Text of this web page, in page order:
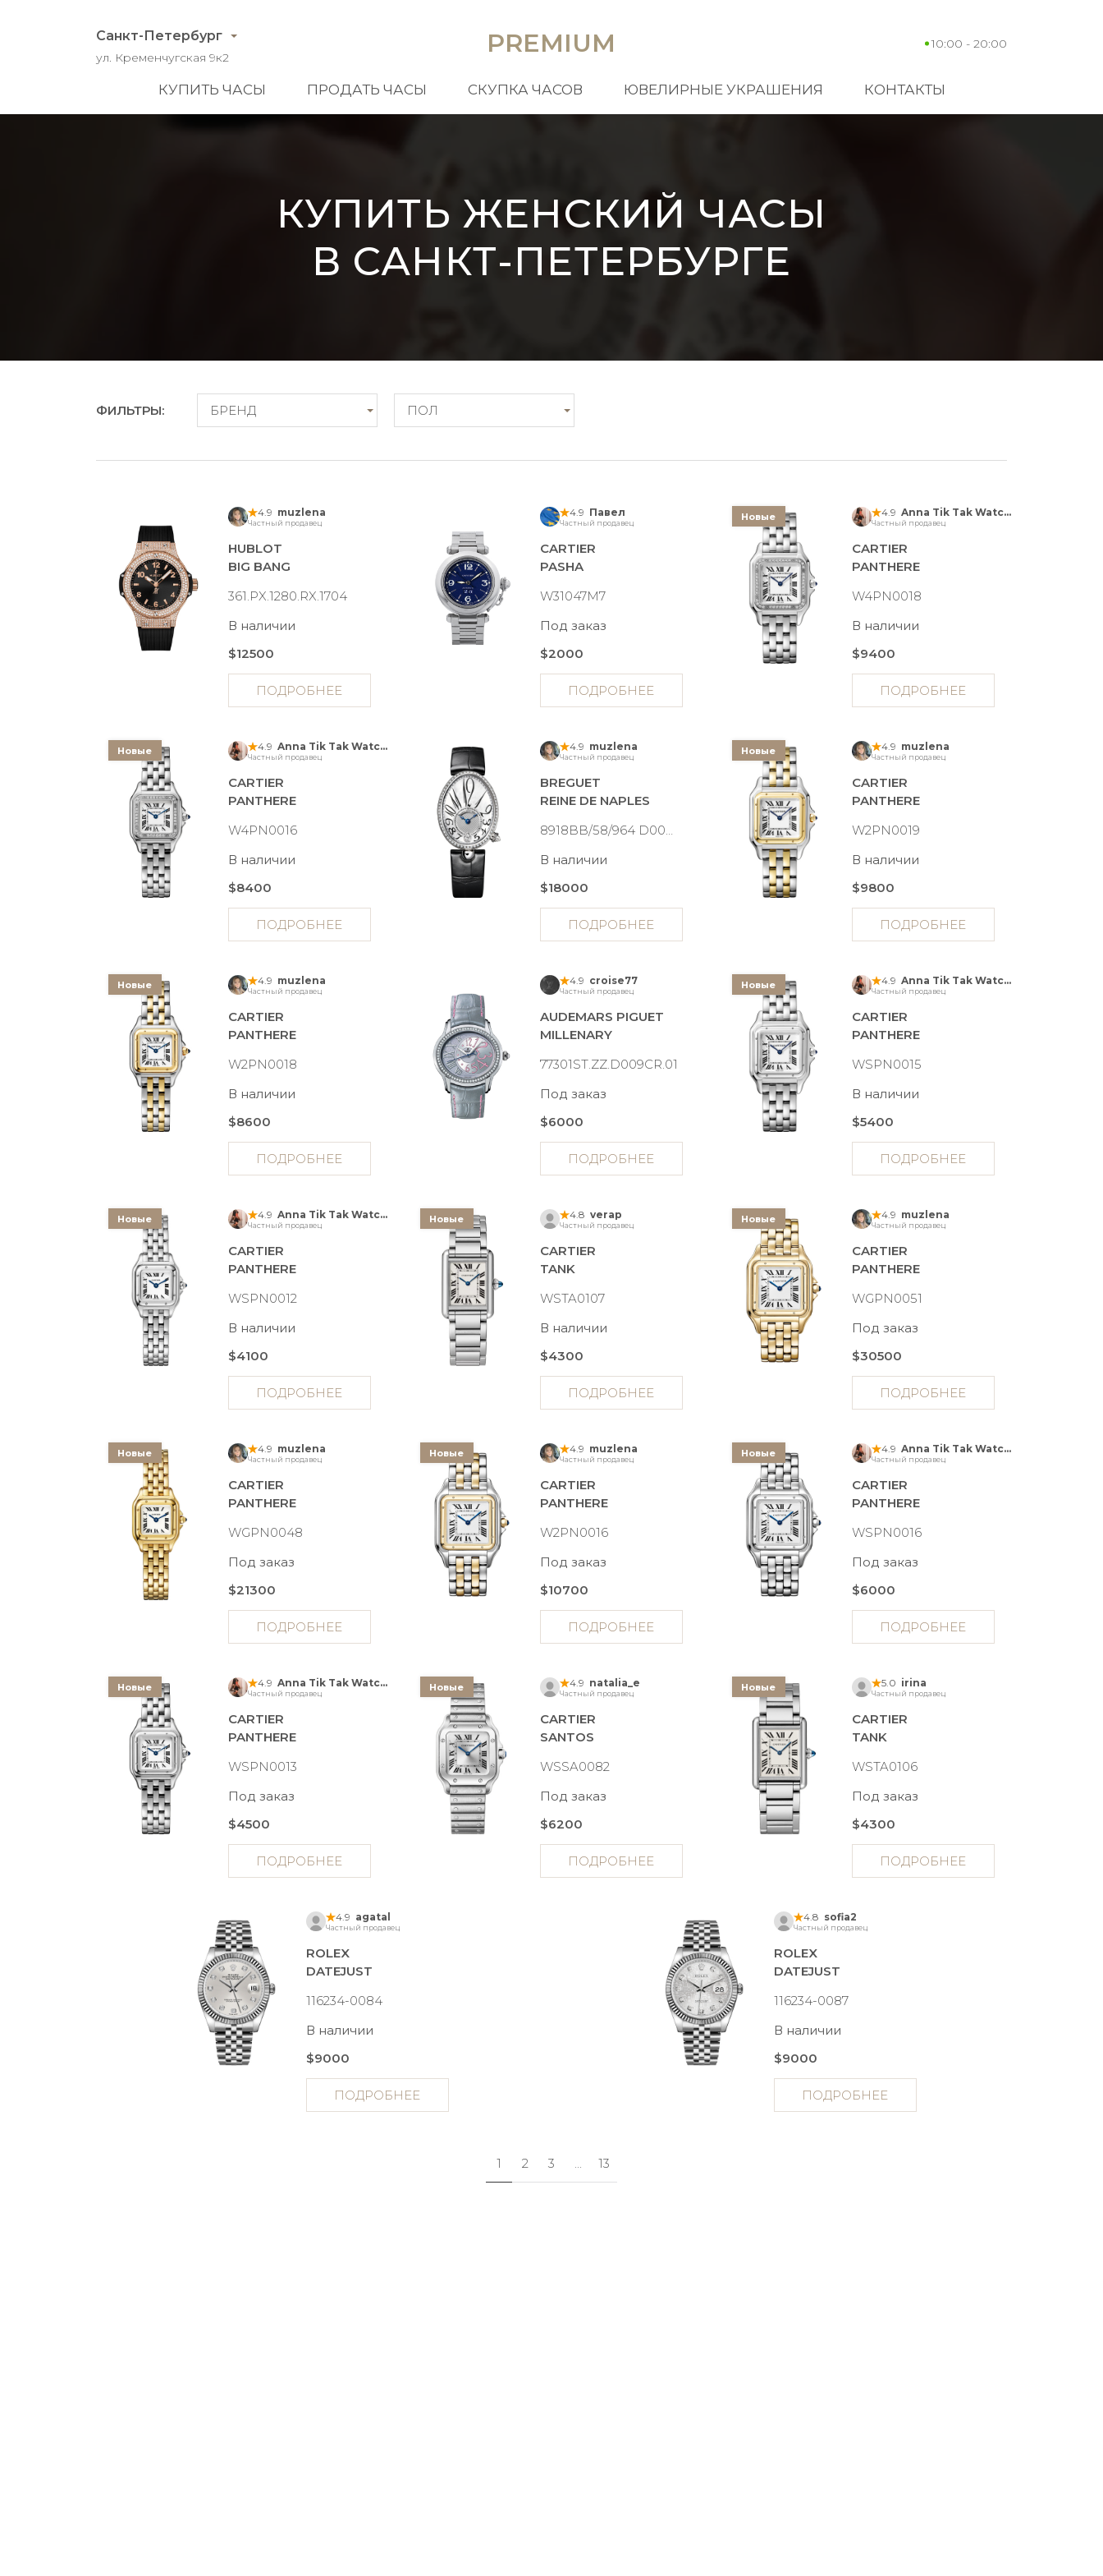
Санкт-Петербург
ул. Кременчугская 9к2 PREMIUM 10:00 - 20:00
КУПИТЬ ЧАСЫ ПРОДАТЬ ЧАСЫ СКУПКА ЧАСОВ ЮВЕЛИРНЫЕ УКРАШЕНИЯ КОНТАКТЫ
КУПИТЬ ЖЕНСКИЙ ЧАСЫ
В САНКТ-ПЕТЕРБУРГЕ
ФИЛЬТРЫ: БРЕНД ПОЛ
4.9 muzlena
Частный продавец
HUBLOT
BIG BANG
361.PX.1280.RX.1704
В наличии
$12500
ПОДРОБНЕЕ
4.9 Павел
Частный продавец
CARTIER
PASHA
W31047M7
Под заказ
$2000
ПОДРОБНЕЕ
Новые 4.9 Anna Tik Tak Watches
Частный продавец
CARTIER
PANTHERE
W4PN0018
В наличии
$9400
ПОДРОБНЕЕ
Новые 4.9 Anna Tik Tak Watches
Частный продавец
CARTIER
PANTHERE
W4PN0016
В наличии
$8400
ПОДРОБНЕЕ
4.9 muzlena
Частный продавец
BREGUET
REINE DE NAPLES
8918BB/58/964 D00D 3L
В наличии
$18000
ПОДРОБНЕЕ
Новые 4.9 muzlena
Частный продавец
CARTIER
PANTHERE
W2PN0019
В наличии
$9800
ПОДРОБНЕЕ
Новые 4.9 muzlena
Частный продавец
CARTIER
PANTHERE
W2PN0018
В наличии
$8600
ПОДРОБНЕЕ
4.9 croise77
Частный продавец
AUDEMARS PIGUET
MILLENARY
77301ST.ZZ.D009CR.01
Под заказ
$6000
ПОДРОБНЕЕ
Новые 4.9 Anna Tik Tak Watches
Частный продавец
CARTIER
PANTHERE
WSPN0015
В наличии
$5400
ПОДРОБНЕЕ
Новые 4.9 Anna Tik Tak Watches
Частный продавец
CARTIER
PANTHERE
WSPN0012
В наличии
$4100
ПОДРОБНЕЕ
Новые 4.8 verap
Частный продавец
CARTIER
TANK
WSTA0107
В наличии
$4300
ПОДРОБНЕЕ
Новые 4.9 muzlena
Частный продавец
CARTIER
PANTHERE
WGPN0051
Под заказ
$30500
ПОДРОБНЕЕ
Новые 4.9 muzlena
Частный продавец
CARTIER
PANTHERE
WGPN0048
Под заказ
$21300
ПОДРОБНЕЕ
Новые 4.9 muzlena
Частный продавец
CARTIER
PANTHERE
W2PN0016
Под заказ
$10700
ПОДРОБНЕЕ
Новые 4.9 Anna Tik Tak Watches
Частный продавец
CARTIER
PANTHERE
WSPN0016
Под заказ
$6000
ПОДРОБНЕЕ
Новые 4.9 Anna Tik Tak Watches
Частный продавец
CARTIER
PANTHERE
WSPN0013
Под заказ
$4500
ПОДРОБНЕЕ
Новые 4.9 natalia_e
Частный продавец
CARTIER
SANTOS
WSSA0082
Под заказ
$6200
ПОДРОБНЕЕ
Новые 5.0 irina
Частный продавец
CARTIER
TANK
WSTA0106
Под заказ
$4300
ПОДРОБНЕЕ
4.9 agatal
Частный продавец
ROLEX
DATEJUST
116234-0084
В наличии
$9000
ПОДРОБНЕЕ
4.8 sofia2
Частный продавец
ROLEX
DATEJUST
116234-0087
В наличии
$9000
ПОДРОБНЕЕ
1 2 3 ... 13